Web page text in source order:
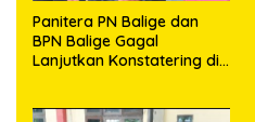
Panitera PN Balige dan
BPN Balige Gagal
Lanjutkan Konstatering di